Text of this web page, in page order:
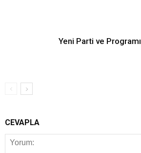
Yeni Parti ve Programı
CEVAPLA